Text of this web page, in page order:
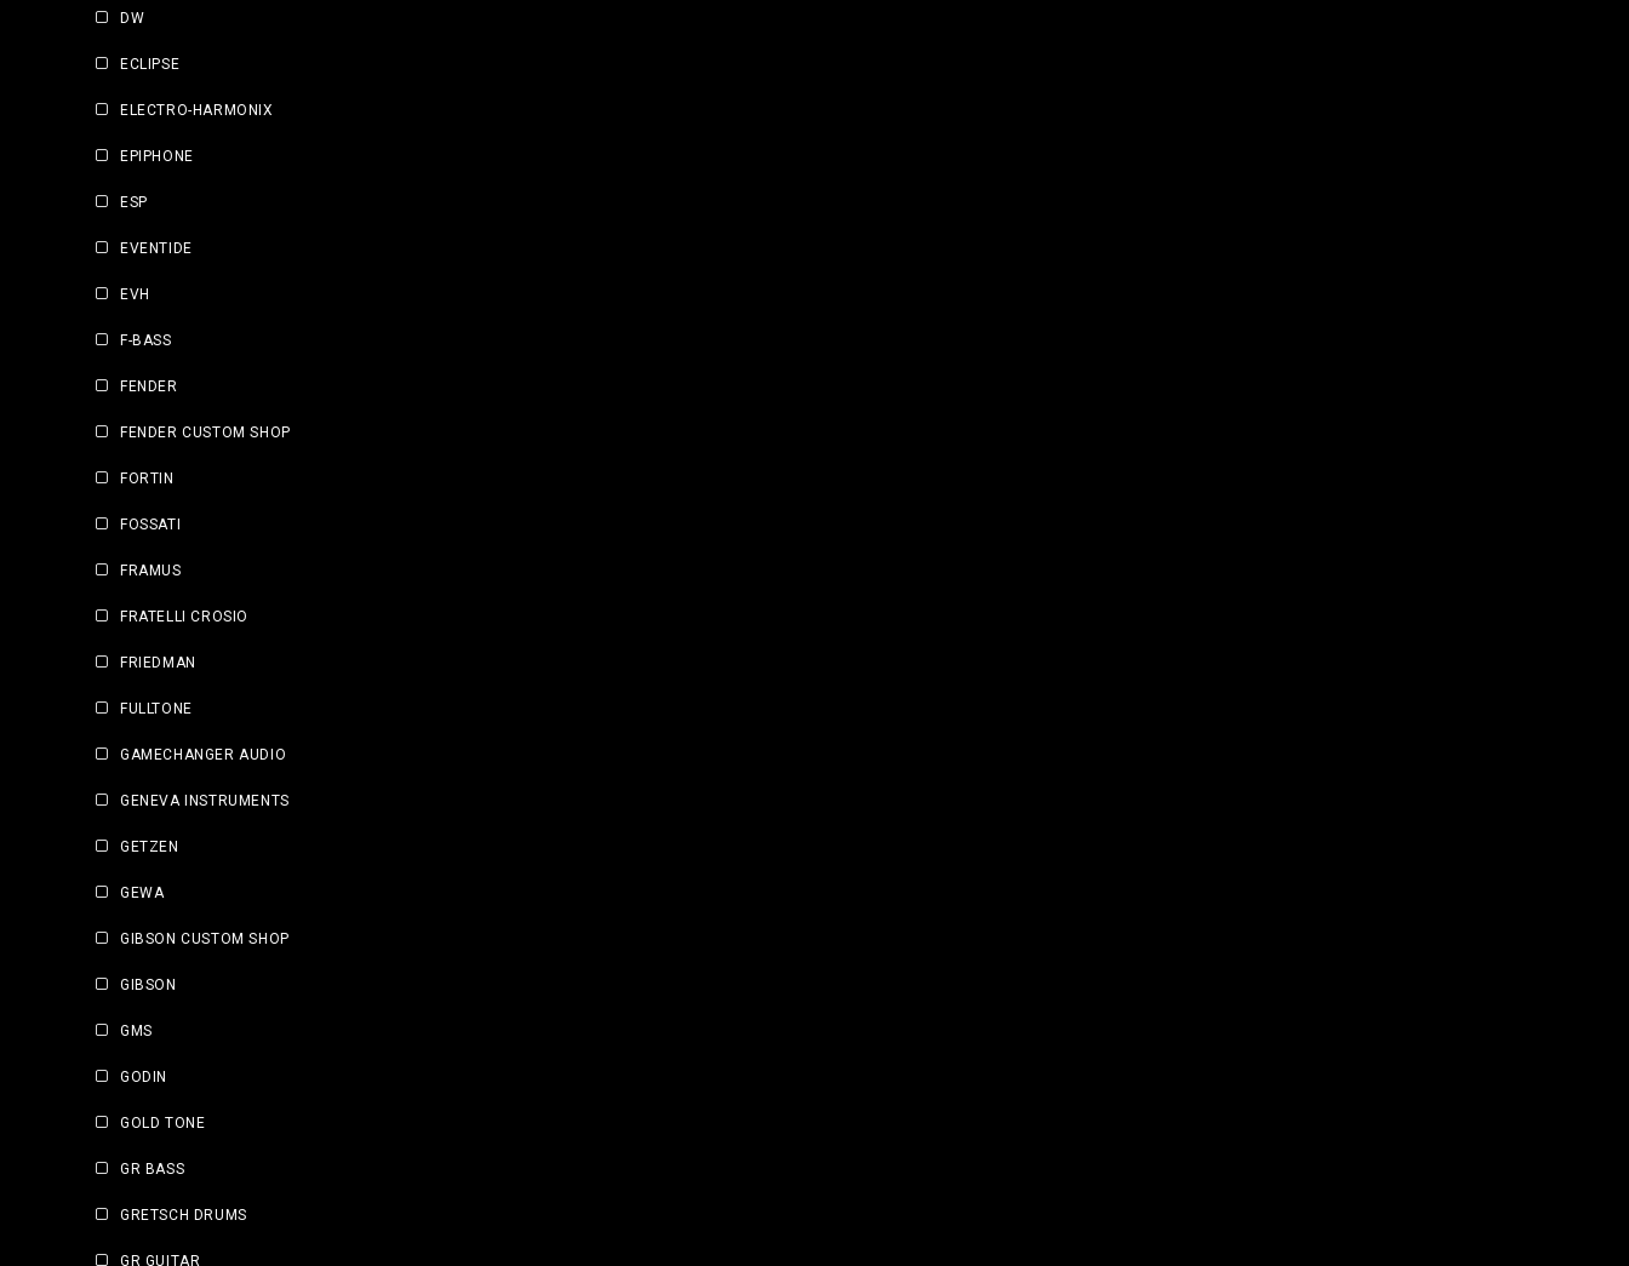
DW
ECLIPSE
ELECTRO-HARMONIX
EPIPHONE
ESP
EVENTIDE
EVH
F-BASS
FENDER
FENDER CUSTOM SHOP
FORTIN
FOSSATI
FRAMUS
FRATELLI CROSIO
FRIEDMAN
FULLTONE
GAMECHANGER AUDIO
GENEVA INSTRUMENTS
GETZEN
GEWA
GIBSON CUSTOM SHOP
GIBSON
GMS
GODIN
GOLD TONE
GR BASS
GRETSCH DRUMS
GR GUITAR